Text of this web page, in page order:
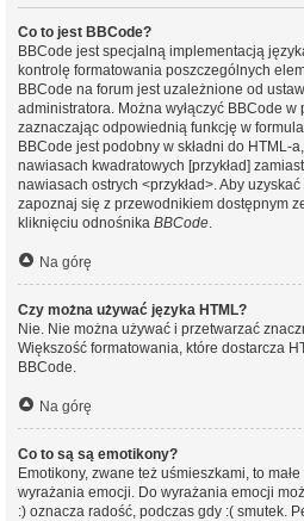
Co to jest BBCode?
BBCode jest specjalną implementacją
kontrolę formatowania poszczególnych
BBCode na forum jest uzależnione od
administratora. Można wyłączyć BBCode
zaznaczając odpowiednią funkcję w
BBCode jest podobny w składni do HTML-
nawiasach kwadratowych [przykład]
nawiasach ostrych <przykład>. Aby
zapoznaj się z przewodnikiem dostępnym
kliknięciu odnośnika BBCode.
Na górę
Czy można używać języka HTML?
Nie. Nie można używać i przetwarzać
Większość formatowania, które dostarcza
BBCode.
Na górę
Co to są są emotikony?
Emotikony, zwane też uśmieszkami, to
wyrażania emocji. Do wyrażania emocji
:) oznacza radość, podczas gdy :( smutek.